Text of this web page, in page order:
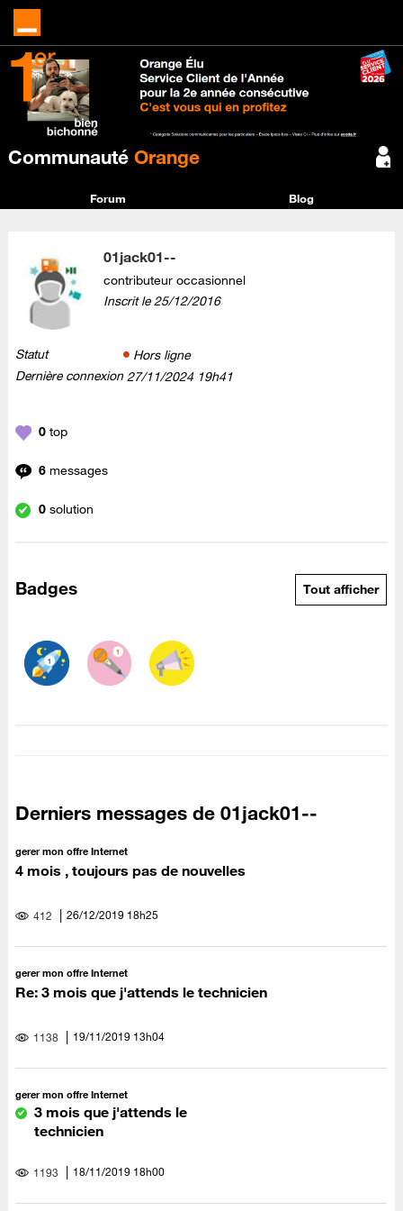
Communauté Orange
Forum Blog
01jack01--
contributeur occasionnel
Inscrit le‎25/12/2016
Statut
Hors ligne
Dernière connexion ‎27/11/2024 19h41
0 top
6 messages
0 solution
Badges Tout afficher
Derniers messages de 01jack01--
gerer mon offre Internet
4 mois , toujours pas de nouvelles
412 ‎26/12/2019 18h25
gerer mon offre Internet
Re: 3 mois que j'attends le technicien
1138 ‎19/11/2019 13h04
gerer mon offre Internet
3 mois que j'attends le
technicien
1193 ‎18/11/2019 18h00